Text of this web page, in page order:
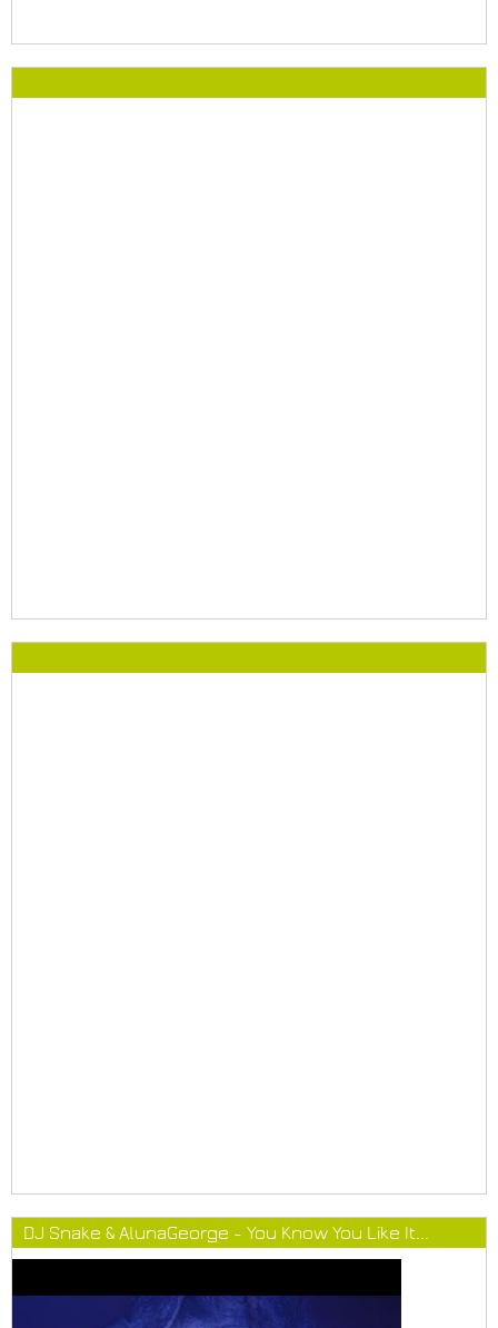
DJ Snake & AlunaGeorge - You Know You Like It...